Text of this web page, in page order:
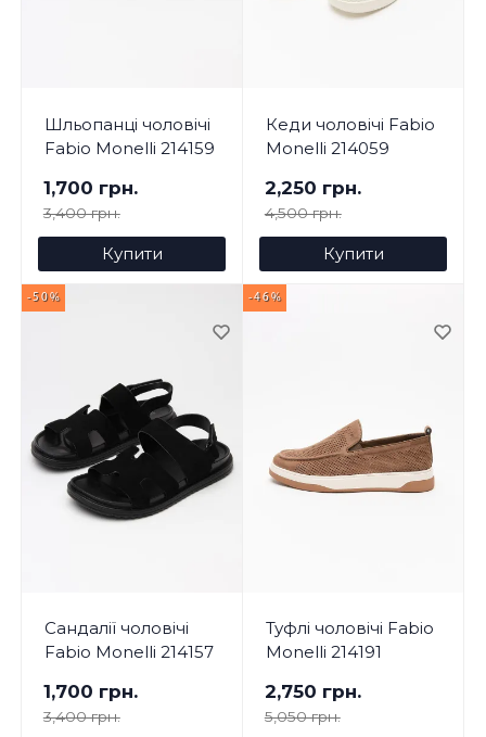
Шльопанці чоловічі
Fabio Monelli 214159
1,700 грн.
3,400 грн.
Купити
Кеди чоловічі Fabio
Monelli 214059
2,250 грн.
4,500 грн.
Купити
-50%
Сандалії чоловічі
Fabio Monelli 214157
1,700 грн.
3,400 грн.
-46%
Туфлі чоловічі Fabio
Monelli 214191
2,750 грн.
5,050 грн.